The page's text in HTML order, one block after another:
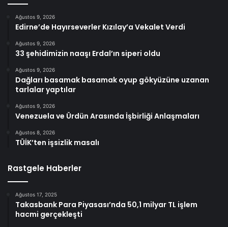
Ağustos 9, 2026
Edirne’de Hayırseverler Kızılay’a Vekalet Verdi
Ağustos 9, 2026
33 şehidimizin naaşı Erdal’ın siperi oldu
Ağustos 9, 2026
Dağları basamak basamak oyup gökyüzüne uzanan
tarlalar yaptılar
Ağustos 9, 2026
Venezuela ve Ürdün Arasında İşbirliği Anlaşmaları
Ağustos 8, 2026
TÜİK’ten işsizlik masalı
Rastgele Haberler
Ağustos 17, 2025
Takasbank Para Piyasası’nda 50,1 milyar TL işlem
hacmi gerçekleşti